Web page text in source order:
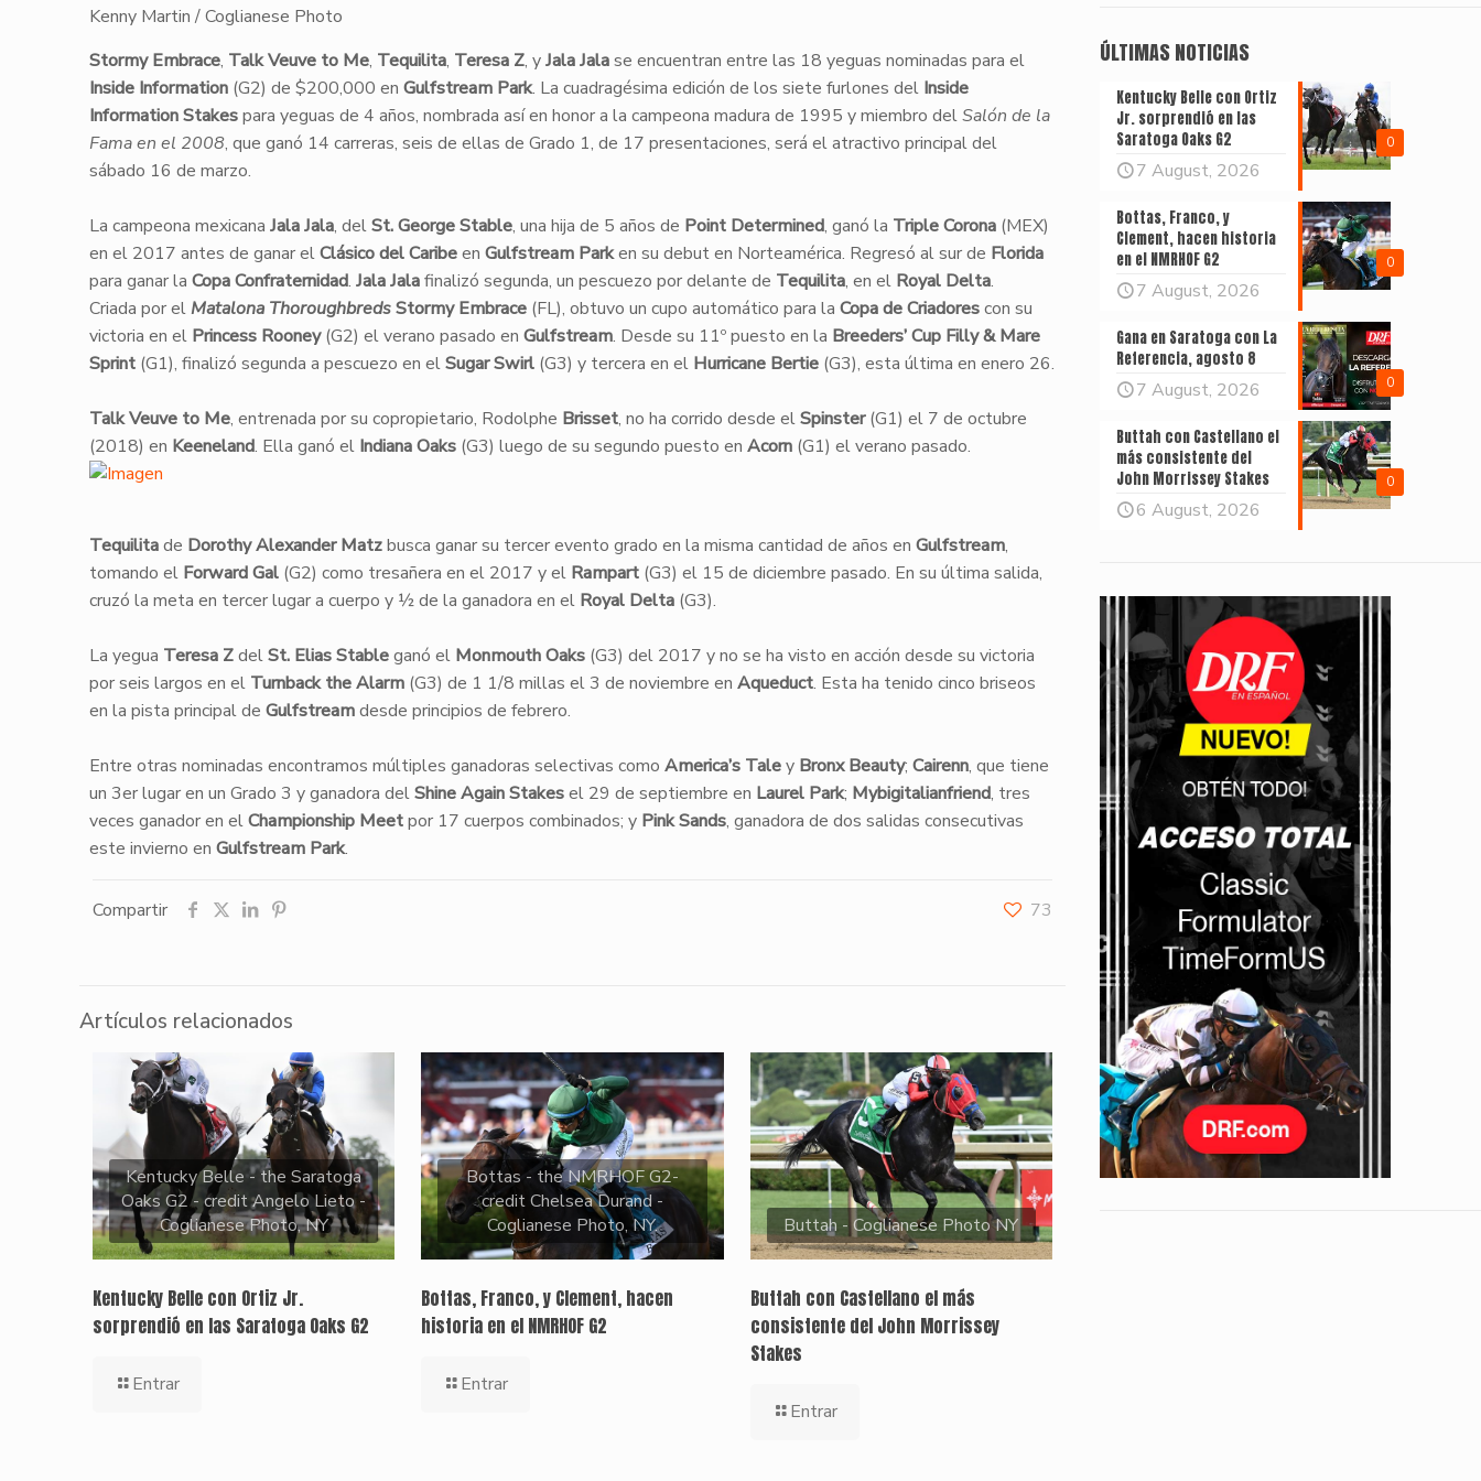
Kenny Martin / Coglianese Photo
Stormy Embrace, Talk Veuve to Me, Tequilita, Teresa Z, yJala Jalase encuentran entre las 18 yeguas nominadas para el
Inside Information(G2) de $200,000 en Gulfstream Park. La cuadragésima edición de los siete furlones del Inside
Information Stakespara yeguas de 4 años, nombrada así en honor a la campeona madura de 1995 y miembro delSalón de la
Fama en el 2008, que ganó 14 carreras, seis de ellas de Grado 1, de 17 presentaciones, será el atractivo principal del
sábado 16 de marzo.
​La campeona mexicana Jala Jala, delSt. George Stable, una hija de 5 años de Point Determined, ganó la Triple Corona(MEX)
en el 2017 antes de ganar elClásico del Caribeen Gulfstream Parken su debut en Norteamérica. Regresó al sur de Florida
para ganar la Copa Confraternidad. Jala Jalafinalizó segunda, un pescuezo por delante de Tequilita, en el Royal Delta.
​Criada por elMatalona ThoroughbredsStormy Embrace(FL), obtuvo un cupo automático para la Copa de Criadorescon su
victoria en el Princess Rooney(G2) el verano pasado en Gulfstream. Desde su 11º puesto en la Breeders’ Cup Filly & Mare
Sprint(G1), finalizó segunda a pescuezo en elSugar Swirl(G3) y tercera en el Hurricane Bertie(G3), esta última en enero 26.
Talk Veuve to Me, entrenada por su copropietario, Rodolphe Brisset, no ha corrido desde elSpinster(G1) el 7 de octubre
(2018) en Keeneland. Ella ganó el Indiana Oaks(G3) luego de su segundo puesto en Acorn(G1) el verano pasado.
Tequilitade Dorothy Alexander Matzbusca ganar su tercer evento grado en la misma cantidad de años en Gulfstream,
tomando el Forward Gal(G2) como tresañera en el 2017 y el Rampart(G3) el 15 de diciembre pasado. En su última salida,
cruzó la meta en tercer lugar a cuerpo y ½ de la ganadora en el Royal Delta(G3).
La yegua Teresa ZdelSt. Elias Stableganó el Monmouth Oaks(G3) del 2017 y no se ha visto en acción desde su victoria
por seis largos en el Turnback the Alarm(G3) de 1 1/8 millas el 3 de noviembre en Aqueduct. Esta ha tenido cinco briseos
en la pista principal de Gulfstreamdesde principios de febrero.
Entre otras nominadas encontramos múltiples ganadoras selectivas como America’s Taley Bronx Beauty; Cairenn, que tiene
un 3er lugar en un Grado 3 y ganadora delShine Again Stakesel 29 de septiembre en Laurel Park; Mybigitalianfriend, tres
veces ganador en elChampionship Meetpor 17 cuerpos combinados; y Pink Sands, ganadora de dos salidas consecutivas
este invierno en Gulfstream Park.
Compartir 73
Artículos relacionados
Kentucky Belle - the Saratoga
Oaks G2 - credit Angelo Lieto -
Coglianese Photo, NY
Kentucky Belle con Ortiz Jr.
sorprendió en las Saratoga Oaks G2
Entrar
Bottas - the NMRHOF G2-
credit Chelsea Durand -
Coglianese Photo, NY.
Bottas, Franco, y Clement, hacen
historia en el NMRHOF G2
Entrar
Buttah - Coglianese Photo NY
Buttah con Castellano el más
consistente del John Morrissey
Stakes
Entrar
ÚLTIMAS NOTICIAS
0
Kentucky Belle con Ortiz
Jr. sorprendió en las
Saratoga Oaks G2
7 August, 2026
0
Bottas, Franco, y
Clement, hacen historia
en el NMRHOF G2
7 August, 2026
0
Gana en Saratoga con La
Referencia, agosto 8
7 August, 2026
0
Buttah con Castellano el
más consistente del
John Morrissey Stakes
6 August, 2026